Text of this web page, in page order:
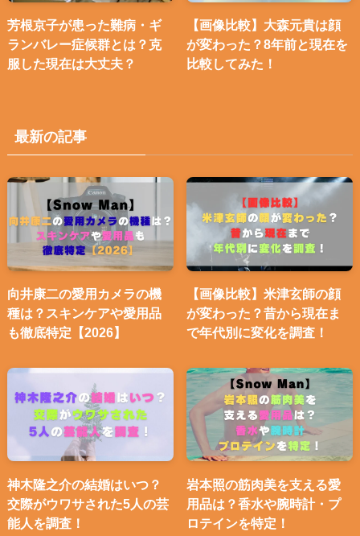
芳根京子が患った難病・ギ
ランバレー症候群とは？克
服した現在は大丈夫？
【画像比較】大森元貴は顔
が変わった？8年前と現在を
比較してみた！
最新の記事
向井康二の愛用カメラの機
種は？スキンケアや愛用品
も徹底特定【2026】
【画像比較】米津玄師の顔
が変わった？昔から現在ま
で年代別に変化を調査！
神木隆之介の結婚はいつ？
交際がウワサされた5人の芸
能人を調査！
岩本照の筋肉美を支える愛
用品は？香水や腕時計・プ
ロテインを特定！